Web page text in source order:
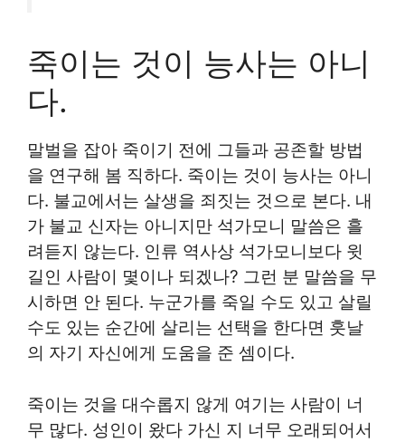
죽이는 것이 능사는 아니
다.
말벌을 잡아 죽이기 전에 그들과 공존할 방법
을 연구해 봄 직하다. 죽이는 것이 능사는 아니
다. 불교에서는 살생을 죄짓는 것으로 본다. 내
가 불교 신자는 아니지만 석가모니 말씀은 흘
려듣지 않는다. 인류 역사상 석가모니보다 윗
길인 사람이 몇이나 되겠나? 그런 분 말씀을 무
시하면 안 된다. 누군가를 죽일 수도 있고 살릴
수도 있는 순간에 살리는 선택을 한다면 훗날
의 자기 자신에게 도움을 준 셈이다.
죽이는 것을 대수롭지 않게 여기는 사람이 너
무 많다. 성인이 왔다 가신 지 너무 오래되어서